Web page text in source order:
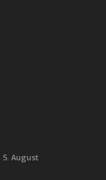
August